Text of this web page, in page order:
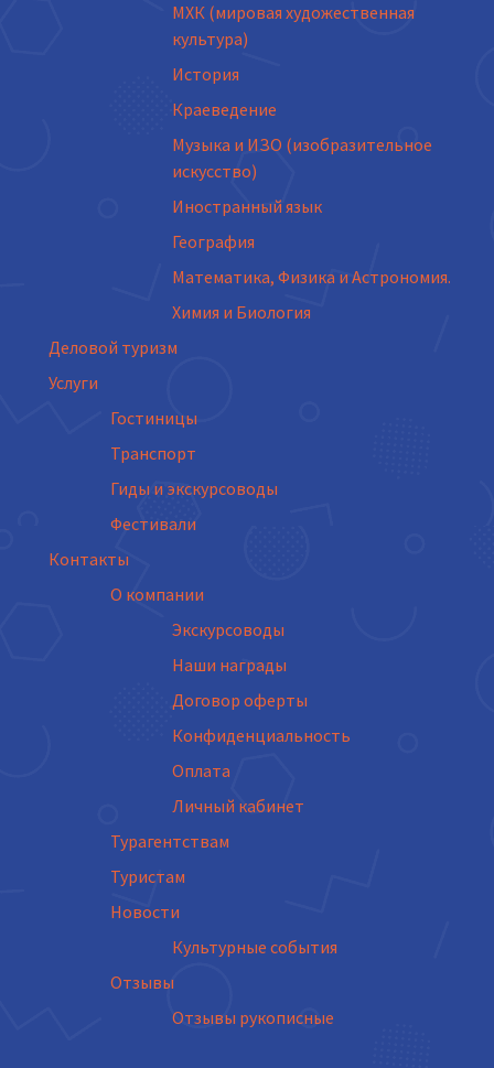
МХК (мировая художественная
культура)
История
Краеведение
Музыка и ИЗО (изобразительное
искусство)
Иностранный язык
География
Математика, Физика и Астрономия.
Химия и Биология
Деловой туризм
Услуги
Гостиницы
Транспорт
Гиды и экскурсоводы
Фестивали
Контакты
О компании
Экскурсоводы
Наши награды
Договор оферты
Конфиденциальность
Оплата
Личный кабинет
Турагентствам
Туристам
Новости
Культурные события
Отзывы
Отзывы рукописные